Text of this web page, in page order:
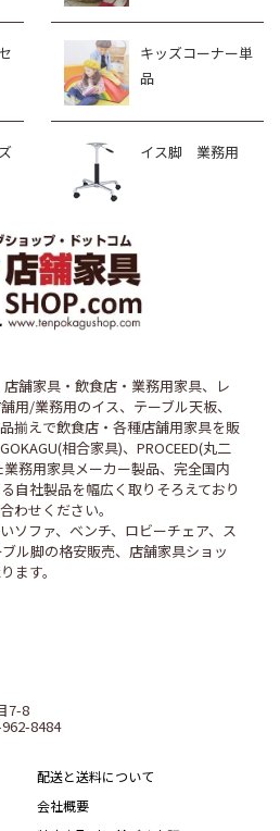
キッズコーナー単
品
イス脚 業務用
舗家具・飲食店・業務用家具、レ
用/業務用のイス、テーブル天板、
揃えで飲食店・各種店舗用家具を販
相合家具)、PROCEED(丸二
務用家具メーカー製品、完全国内
自社製品を幅広く取りそろえており
わせください。
ソファ、ベンチ、ロビーチェア、ス
ル脚の格安販売、店舗家具ショッ
ます。
7-8
8484
配送と送料について
会社概要